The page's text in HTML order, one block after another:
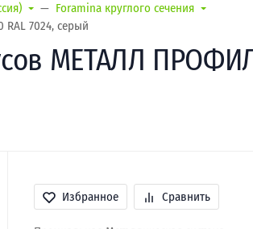
Foramina круглого сечения
7024, серый
МЕТАЛЛ
Избранное Сравнить